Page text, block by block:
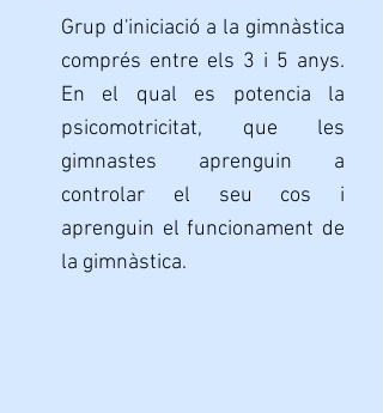
Grup d'iniciació a la gimnàstica
comprés entre els 3 i 5 anys.
En el qual es potencia la
psicomotricitat, que les
gimnastes aprenguin a
controlar el seu cos i
aprenguin el funcionament de
la gimnàstica.